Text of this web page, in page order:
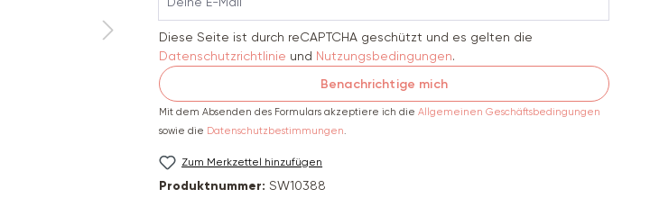
Diese Seite ist durch reCAPTCHA geschützt und es gelten die
Datenschutzrichtlinie und Nutzungsbedingungen.
Benachrichtige mich
Mit dem Absenden des Formulars akzeptiere ich die Allgemeinen Geschäftsbedingungen
sowie die Datenschutzbestimmungen.
Zum Merkzettel hinzufügen
Produktnummer: SW10388